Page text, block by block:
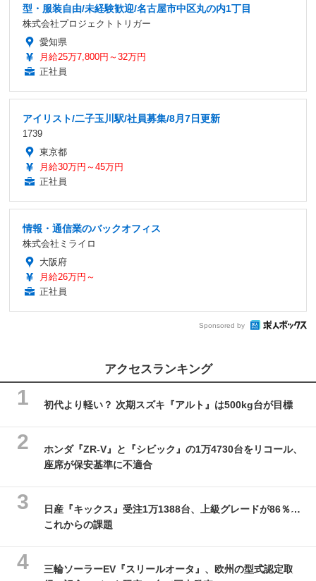
型・服装自由/未経験歓迎/名古屋市中区丸の内1丁目
株式会社プロジェクトトリガー
愛知県
月給25万7,800円～32万円
正社員
アイリスト/二子玉川駅/社員募集/8月7日更新
1739
東京都
月給30万円～45万円
正社員
情報・通信業のバックオフィス
株式会社ミライロ
大阪府
月給26万円～
正社員
Sponsored by
アクセスランキング
初代より軽い？ 次期スズキ『アルト』は500kg台が目標
ホンダ『ZR-V』と『シビック』の1万4730台をリコール、
座席が保安基準に不適合
日産『キックス』受注1万1388台、上級グレードが86％…
これからの課題
三輪ソーラーEV『スリールオータ』、欧州の型式認定取